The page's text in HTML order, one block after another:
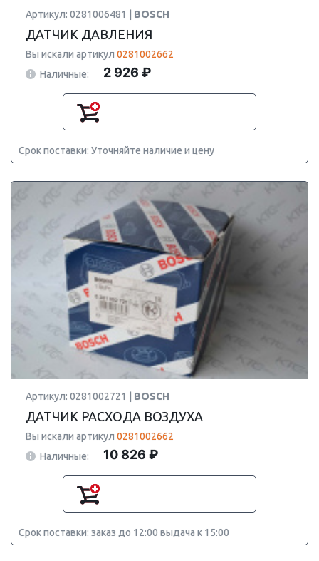
Артикул: 0281006481 | BOSCH
ДАТЧИК ДАВЛЕНИЯ
Вы искали артикул 0281002662
Наличные:
2 926 ₽
Срок поставки: Уточняйте наличие и цену
Артикул: 0281002721 | BOSCH
ДАТЧИК РАСХОДА ВОЗДУХА
Вы искали артикул 0281002662
Наличные:
10 826 ₽
Срок поставки: заказ до 12:00 выдача к 15:00